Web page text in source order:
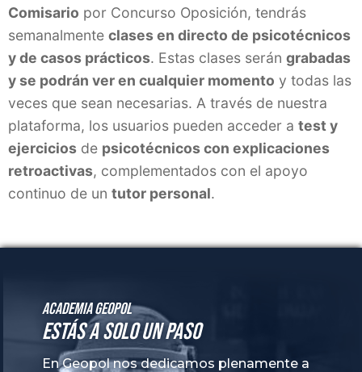
Academia GeoPol
Estás a solo un paso
En Geopol nos dedicamos plenamente a